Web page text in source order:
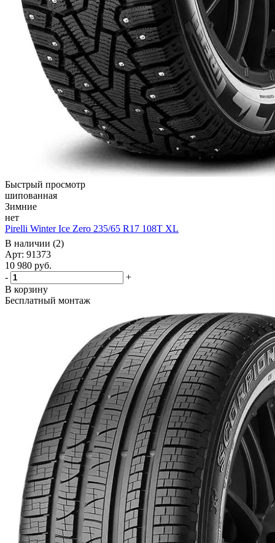
Быстрый просмотр
шипованная
Зимние
нет
Pirelli Winter Ice Zero 235/65 R17 108T XL
В наличии (2)
Арт: 91373
10 980 руб.
-
+
В корзину
Бесплатный монтаж